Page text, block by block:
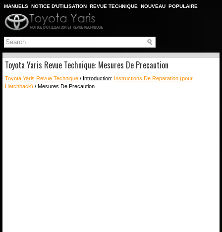
MANUELS NOTICE D'UTILISATION REVUE TECHNIQUE NOUVEAU POPULAIRE
PLAN DU SITE
CHERCHER
Toyota Yaris Revue Technique: Mesures De Precaution
Toyota Yaris Revue Technique / Introduction: Instructions De Reparation (pour
Hatchback) / Mesures De Precaution